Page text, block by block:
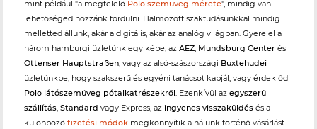
mint például "a megfelelő Polo szemüveg mérete", mindig van
lehetőséged hozzánk fordulni. Halmozott szaktudásunkkal mindig
melletted állunk, akár a digitális, akár az analóg világban. Gyere el a
három hamburgi üzletünk egyikébe, az AEZ, Mundsburg Center és
Ottenser Hauptstraßen, vagy az alsó-szászországi Buxtehudei
üzletünkbe, hogy szakszerű és egyéni tanácsot kapjál, vagy érdeklődj
Polo látószemüveg pótalkatrészekről. Ezenkívül az egyszerű
szállítás, Standard vagy Express, az ingyenes visszaküldés és a
különböző fizetési módok megkönnyítik a nálunk történő vásárlást.